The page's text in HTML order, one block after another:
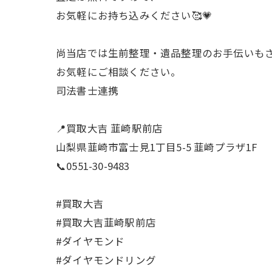
お気軽にお持ち込みください🥰💗
尚当店では生前整理・遺品整理のお手伝いも
お気軽にご相談ください。
司法書士連携
📍買取大吉 韮崎駅前店
山梨県韮崎市富士見1丁目5-5 韮崎プラザ1F
📞0551-30-9483
#買取大吉
#買取大吉韮崎駅前店
#ダイヤモンド
#ダイヤモンドリング